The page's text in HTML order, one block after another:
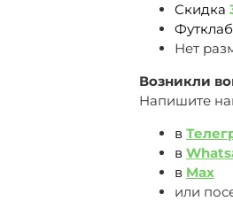
Скидка
Нет
Возникли
Напишите
в
в
в Max
или